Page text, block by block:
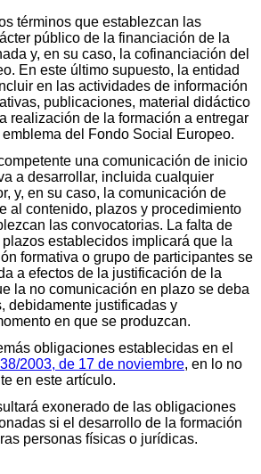
términos que establezcan las
público de la financiación de la
y, en su caso, la cofinanciación del
En este último supuesto, la entidad
en las actividades de información
publicaciones, material didáctico
realización de la formación a entregar
del Fondo Social Europeo.
una comunicación de inicio
a desarrollar, incluida cualquier
y, en su caso, la comunicación de
al contenido, plazos y procedimiento
las convocatorias. La falta de
establecidos implicará que la
formativa o grupo de participantes se
a efectos de la justificación de la
la no comunicación en plazo se deba
debidamente justificadas y
en que se produzcan.
obligaciones establecidas en el
2003, de 17 de noviembre, en lo no
en este artículo.
exonerado de las obligaciones
si el desarrollo de la formación
personas físicas o jurídicas.